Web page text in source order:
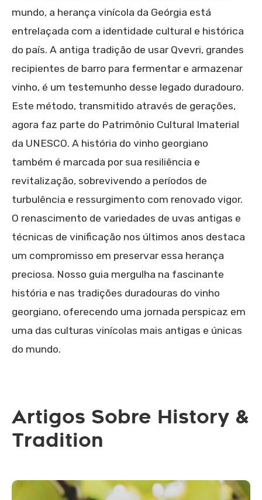
mundo, a herança vinícola da Geórgia está
entrelaçada com a identidade cultural e histórica
do país. A antiga tradição de usar Qvevri, grandes
recipientes de barro para fermentar e armazenar
vinho, é um testemunho desse legado duradouro.
Este método, transmitido através de gerações,
agora faz parte do Patrimônio Cultural Imaterial
da UNESCO. A história do vinho georgiano
também é marcada por sua resiliência e
revitalização, sobrevivendo a períodos de
turbulência e ressurgimento com renovado vigor.
O renascimento de variedades de uvas antigas e
técnicas de vinificação nos últimos anos destaca
um compromisso em preservar essa herança
preciosa. Nosso guia mergulha na fascinante
história e nas tradições duradouras do vinho
georgiano, oferecendo uma jornada perspicaz em
uma das culturas vinícolas mais antigas e únicas
do mundo.
Artigos Sobre History &
Tradition